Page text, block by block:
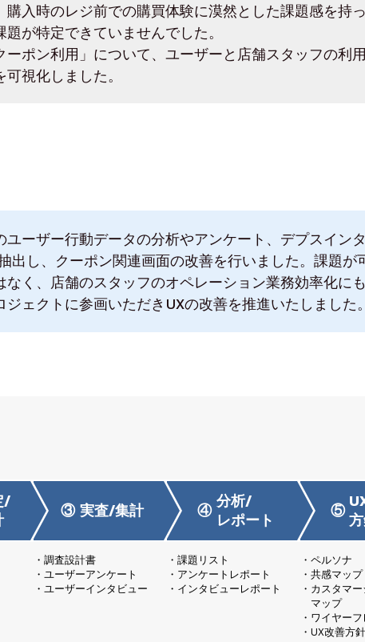
購入時のレジ前での購買体験に漠然とした課題感を持
が特定できていませんでした。
ポン利用」について、ユーザーと店舗スタッフの利
視化しました。
ーザー行動データの分析やアンケート、デプスイン
出し、クーポン関連画面の改善を行いました。課題が
く、店舗のスタッフのオペレーション業務効率化に
ェクトに参画いただきUXの改善を推進いたしました。
/
③ 実査/集計
調査設計書
ユーザーアンケート
ユーザーインタビュー
④
分析/
レポート
課題リスト
アンケートレポート
インタビューレポート
⑤
ペルソナ
共感マップ
カスタマ
マップ
ワイヤーフ
UX改善方